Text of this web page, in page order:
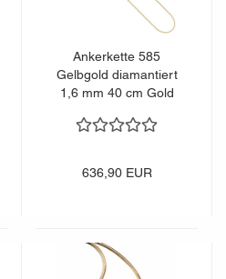
Ankerkette 585
Gelbgold diamantiert
1,6 mm 40 cm Gold
Goldkette
636,90 EUR